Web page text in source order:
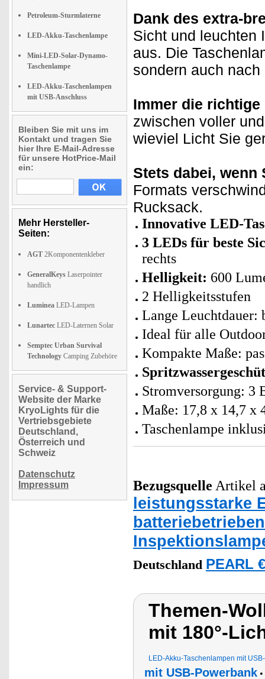
Petroleum-Sturmlaterne
LED-Akku-Taschenlampe
Mini-LED-Solar-Dynamo-
Taschenlampe
LED-Akku-Taschenlampen
mit USB-Anschluss
Bleiben Sie mit uns im
Kontakt und tragen Sie
hier Ihre E-Mail-Adresse
für unsere HotPrice-Mail
ein:
Mehr Hersteller-
Seiten:
AGT 2Komponentenkleber
GeneralKeys Laserpointer
handlich
Luminea LED-Lampen
Lunartec LED-Laternen Solar
Semptec Urban Survival
Technology Camping Zubehöre
Service- & Support-
Website der Marke
KryoLights für die
Vertriebsgebiete
Deutschland,
Österreich und
Schweiz
Datenschutz
Impressum
Dank des extra-
Sicht und leuchten
aus. Die
sondern auch
Immer die
zwischen voller
wieviel Licht Sie
Stets dabei, wenn
Formats
Rucksack.
Innovative LED-
3 LEDs für beste
rechts
Helligkeit: 600
2 Helligkeitsstufen
Lange Leuchtdauer:
Ideal für alle
Kompakte Maße:
Stromversorgung: 3
Maße: 17,8 x 14,7 x
Taschenlampe
Bezugsquelle Artikel
leistungsstarke
Deutschland PEARL
Themen-
mit 180°-
LED-Akku-Taschenlampen mit
mit USB-Powerbank•